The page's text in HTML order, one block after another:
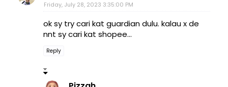
Friday, July 28, 2023 3:35:00 PM
ok sy try cari kat guardian dulu. kalau x de
nnt sy cari kat shopee...
Reply